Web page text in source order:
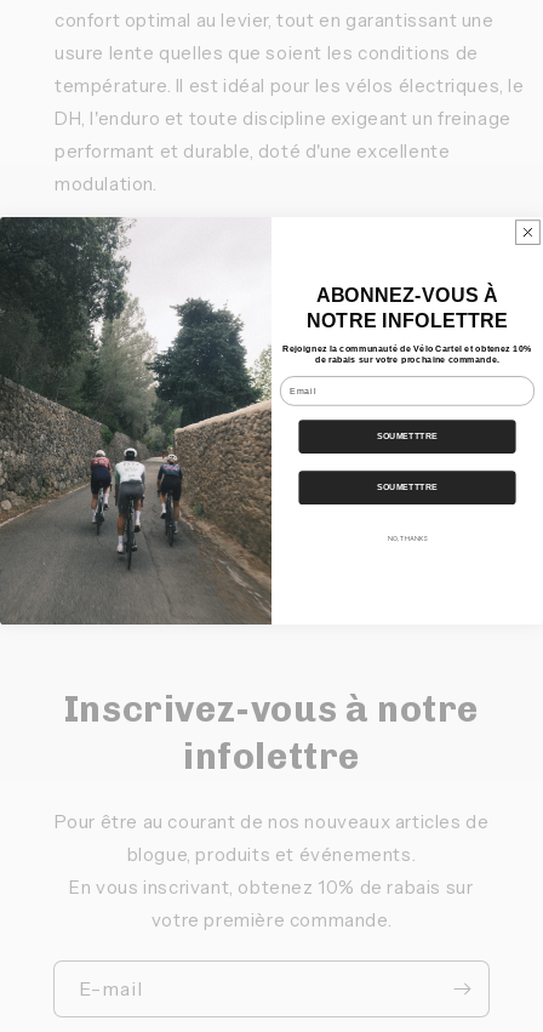
confort optimal au levier, tout en garantissant une
usure lente quelles que soient les conditions de
température. Il est idéal pour les vélos électriques, le
DH, l'enduro et toute discipline exigeant un freinage
performant et durable, doté d'une excellente
modulation.
Caractéristiques
Nos Bundles
Expédition
Partager
Inscrivez-vous à notre
infolettre
Pour être au courant de nos nouveaux articles de
blogue, produits et événements.
En vous inscrivant, obtenez 10% de rabais sur
votre première commande.
E-mail
ABONNEZ-VOUS À
NOTRE INFOLETTRE
Rejoignez la communauté de Vélo Cartel et obtenez 10%
de rabais sur votre prochaine commande.
Email
SOUMETTTRE
SOUMETTTRE
NO, THANKS